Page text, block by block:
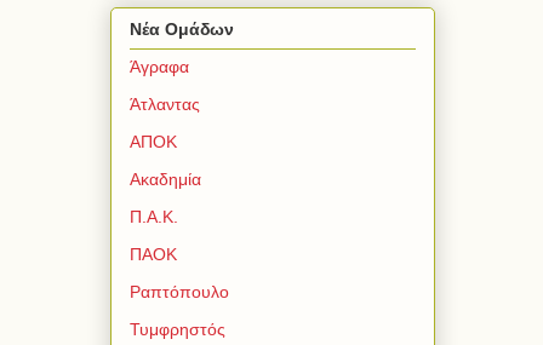
Νέα Ομάδων
Άγραφα
Άτλαντας
ΑΠΟΚ
Ακαδημία
Π.Α.Κ.
ΠΑΟΚ
Ραπτόπουλο
Τυμφρηστός